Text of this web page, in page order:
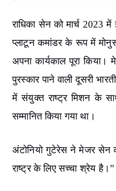
राधिका सेन को मार्च 2023
प्लाटून कमांडर के रूप में
अपना कार्यकाल पूरा किया।
पुरस्कार पाने वाली दूसरी
में संयुक्त राष्ट्र मिशन के
सम्मानित किया गया था।
अंटोनियो गुटेरेस ने मेजर सेन
राष्ट्र के लिए सच्चा श्रेय है।”